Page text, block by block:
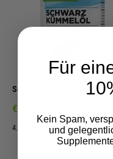
Schwarzkümmelöl - 500 mg
Angebot
€21,99
4.9
Für
Kein Spam,
und